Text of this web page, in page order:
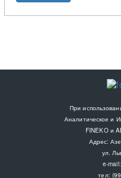
При
Аналитическое и
FINEKO и
Адрес:
ул.
e-mail:
тел: